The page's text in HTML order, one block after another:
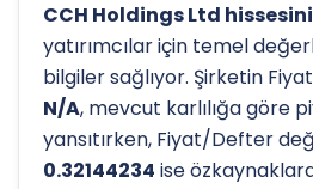
CCH Holdings Ltd hissesini
yatırımcılar için temel
bilgiler sağlıyor. Şirketin
N/A, mevcut karlılığa göre
yansıtırken, Fiyat/Defter
0.32144234 ise